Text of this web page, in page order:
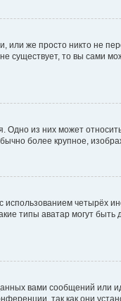
или же просто никто не
существует, то вы
из них может
более крупное,
четырёх
типы аватар могут
вами сообщений или
так как они